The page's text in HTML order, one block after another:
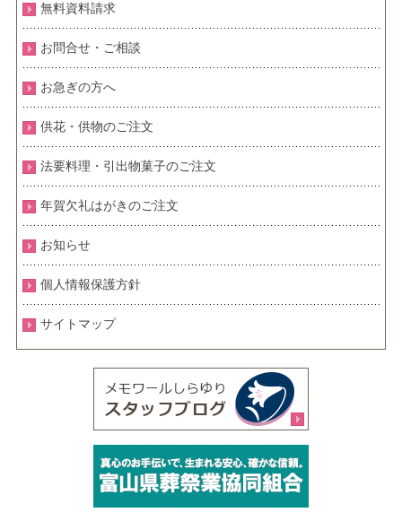
無料資料請求
お問合せ・ご相談
お急ぎの方へ
供花・供物のご注文
法要料理・引出物菓子のご注文
年賀欠礼はがきのご注文
お知らせ
個人情報保護方針
サイトマップ